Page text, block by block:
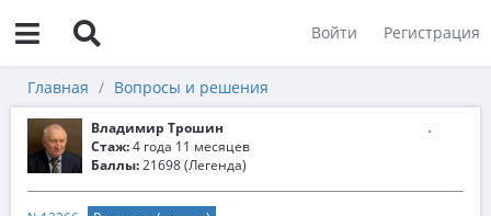
Войти Регистрация
Главная Вопросы и решения
Владимир Трошин
Стаж:4 года 11 месяцев
Баллы:21698 (Легенда)